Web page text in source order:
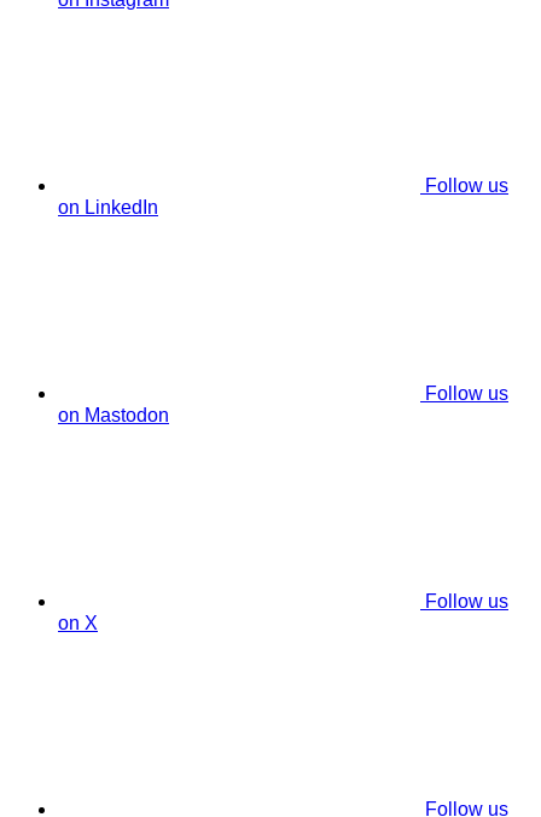
Follow us
on LinkedIn
Follow us
on Mastodon
Follow us
on X
Follow us